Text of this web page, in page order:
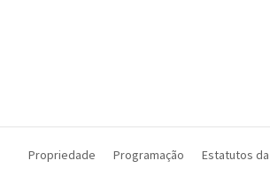
Propriedade Programação Estatutos